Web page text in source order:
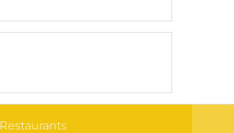
Restaurants